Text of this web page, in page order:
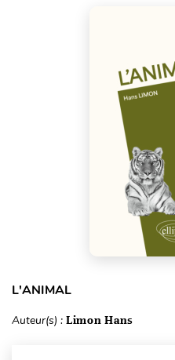
L'ANIMAL
Auteur(s) : Limon Hans